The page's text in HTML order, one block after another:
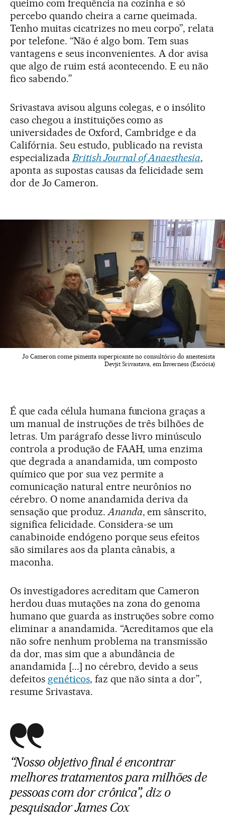
queimo com frequência na cozinha e só
percebo quando cheira a carne queimada.
Tenho muitas cicatrizes no meu corpo”, relata
por telefone. “Não é algo bom. Tem suas
vantagens e seus inconvenientes. A dor avisa
que algo de ruim está acontecendo. E eu não
fico sabendo.”
Srivastava avisou alguns colegas, e o insólito
caso chegou a instituições como as
universidades de Oxford, Cambridge e da
Califórnia. Seu estudo, publicado na revista
especializada British Journal of Anaesthesia,
aponta as supostas causas da felicidade sem
dor de Jo Cameron.
Jo Cameron come pimenta superpicante no consultório do anestesista
Devjit Srivastava, em Inverness (Escócia)
É que cada célula humana funciona graças a
um manual de instruções de três bilhões de
letras. Um parágrafo desse livro minúsculo
controla a produção de FAAH, uma enzima
que degrada a anandamida, um composto
químico que por sua vez permite a
comunicação natural entre neurônios no
cérebro. O nome anandamida deriva da
sensação que produz. Ananda, em sânscrito,
significa felicidade. Considera-se um
canabinoide endógeno porque seus efeitos
são similares aos da planta cânabis, a
maconha.
Os investigadores acreditam que Cameron
herdou duas mutações na zona do genoma
humano que guarda as instruções sobre como
eliminar a anandamida. “Acreditamos que ela
não sofre nenhum problema na transmissão
da dor, mas sim que a abundância de
anandamida [...] no cérebro, devido a seus
defeitos genéticos, faz que não sinta a dor”,
resume Srivastava.
“Nosso objetivo final é encontrar
melhores tratamentos para milhões de
pessoas com dor crônica”, diz o
pesquisador James Cox